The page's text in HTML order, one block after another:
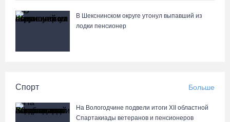
В Шекснинском округе утонул выпавший из
лодки пенсионер
Спорт Больше
На Вологодчине подвели итоги XII областной
Спартакиады ветеранов и пенсионеров